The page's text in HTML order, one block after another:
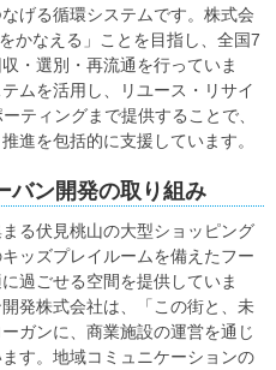
げる循環システムです。株式会
かなえる」ことを目指し、全国7
・選別・再流通を行っていま
ムを活用し、リユース・リサイ
ティングまで提供することで、
進を包括的に支援しています。
バン開発の取り組み
る伏見桃山の大型ショッピング
ッズプレイルームを備えたフー
過ごせる空間を提供していま
発株式会社は、「この街と、未
ガンに、商業施設の運営を通じ
す。地域コミュニケーションの